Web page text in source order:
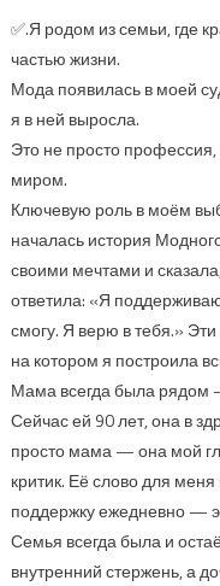
✅.Я родом из семьи, где
частью жизни.
Мода появилась в моей
я в ней выросла.
Это не просто
миром.
Ключевую роль в моём
началась история
своими мечтами и
ответила: «Я
смогу. Я верю в тебя.»
на котором я построила
Мама всегда была рядом
Сейчас ей 90 лет, она в
просто мама — она мой
критик. Её слово для
поддержку ежедневно —
Семья всегда была и
внутренний стержень, а